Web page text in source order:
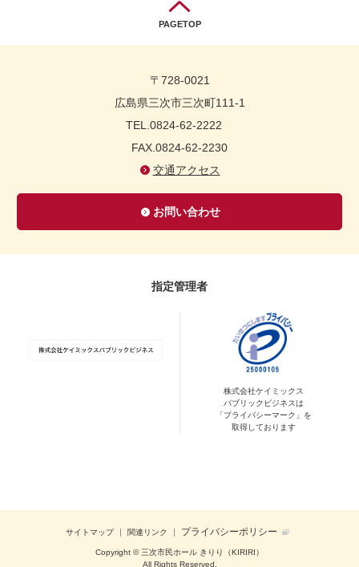
PAGETOP
〒728-0021
広島県三次市三次町111-1
TEL.0824-62-2222
FAX.0824-62-2230
交通アクセス
お問い合わせ
指定管理者
株式会社ケイミックス
パブリックビジネスは
「プライバシーマーク」を
取得しております
サイトマップ 関連リンク プライバシーポリシー
Copyright © 三次市民ホール きりり（KIRIRI）
All Rights Reserved.